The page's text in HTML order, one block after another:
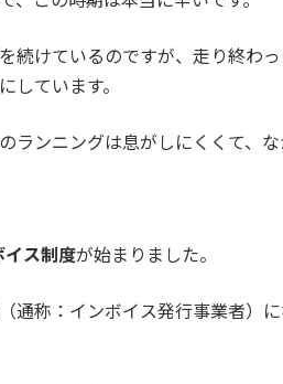
続けているのですが、走り終わ
しています。
ランニングは息がしにくくて、な
イス制度が始まりました。
通称：インボイス発行事業者）